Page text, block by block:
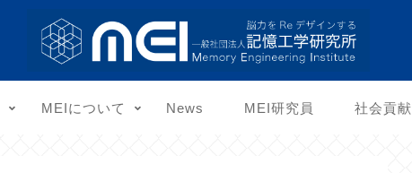
MEIについて News MEI研究員 社会貢献